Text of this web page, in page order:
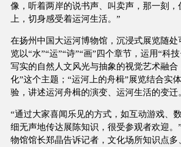
像，听着两岸的说书声、叫卖声，那一刻
上，切身感受着运河生活。”
在扬州中国大运河博物馆，沉浸式展览随处
览以“水”“运”“诗”“画”四个章节，运用“科
写实的自然人文风光与抽象的视觉艺术融合
化”这个主题；“运河上的舟楫”展览结合实
验，讲述运河舟楫的演变、运河生活的变迁
“通过大家喜闻乐见的方式，如互动游戏、
细无声地传达展陈知识，很受参观者欢迎。
物馆馆长郑晶告诉记者，文化场所知识点多